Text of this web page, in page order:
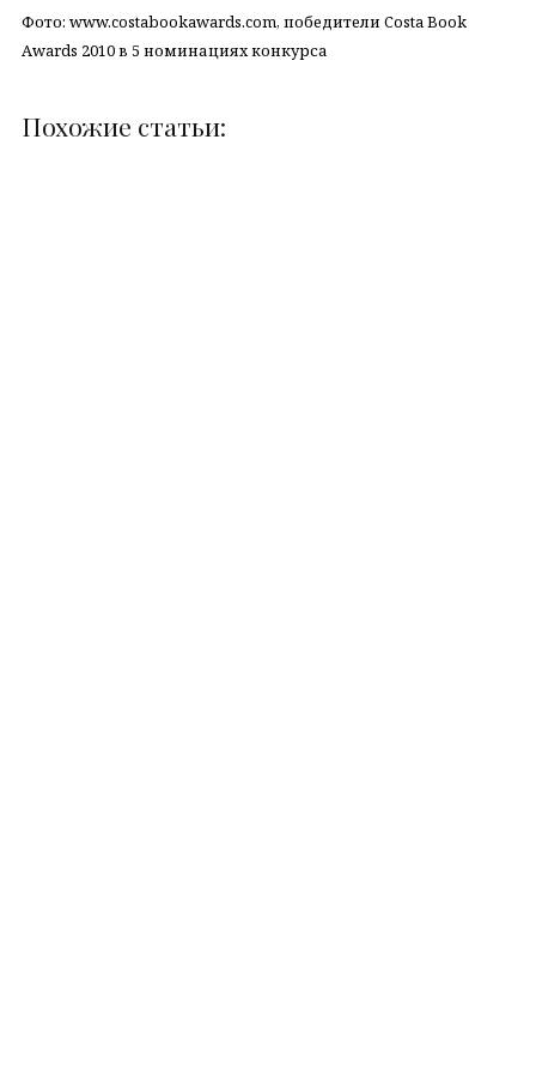
Фото: www.costabookawards.com, победители Costa Book
Awards 2010 в 5 номинациях конкурса
Похожие статьи: